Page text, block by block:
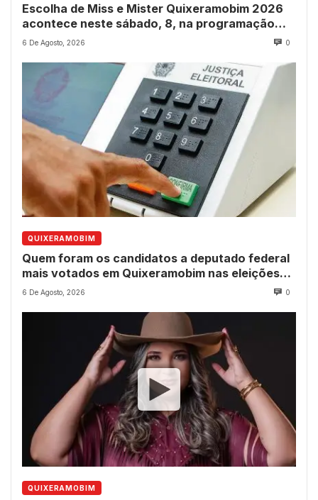
Escolha de Miss e Mister Quixeramobim 2026
acontece neste sábado, 8, na programação
dos 237 anos do município
6 De Agosto, 2026 0
QUIXERAMOBIM
Quem foram os candidatos a deputado federal
mais votados em Quixeramobim nas eleições
de 2022?
6 De Agosto, 2026 0
QUIXERAMOBIM